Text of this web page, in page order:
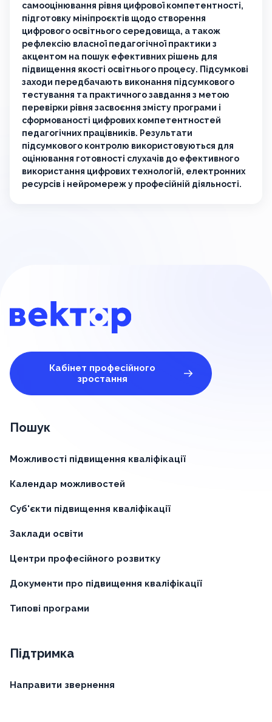
самооцінювання рівня цифрової компетентності,
підготовку мініпроєктів щодо створення
цифрового освітнього середовища, а також
рефлексію власної педагогічної практики з
акцентом на пошук ефективних рішень для
підвищення якості освітнього процесу. Підсумкові
заходи передбачають виконання підсумкового
тестування та практичного завдання з метою
перевірки рівня засвоєння змісту програми і
сформованості цифрових компетентностей
педагогічних працівників. Результати
підсумкового контролю використовуються для
оцінювання готовності слухачів до ефективного
використання цифрових технологій, електронних
ресурсів і нейромереж у професійній діяльності.
Кабінет професійного
зростання
Пошук
Можливості підвищення кваліфікації
Календар можливостей
Суб'єкти підвищення кваліфікації
Заклади освіти
Центри професійного розвитку
Документи про підвищення кваліфікації
Типові програми
Підтримка
Направити звернення